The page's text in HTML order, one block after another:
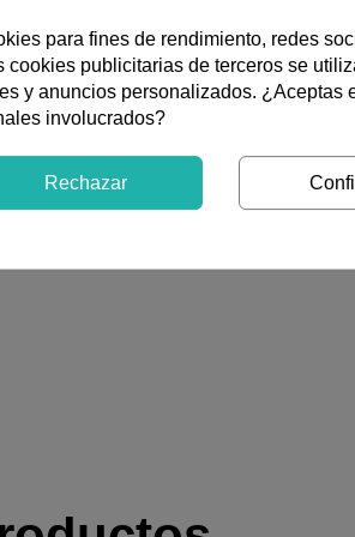
2 hilos
de dos hilos no polarizados,
e instalación en superficie. El
de vídeo-espía, autoencendido,
y dos placas mediante
para fines de rendimiento, redes
publicitarias de terceros se
y anuncios personalizados. ¿Aceptas
involucrados?
Rechazar